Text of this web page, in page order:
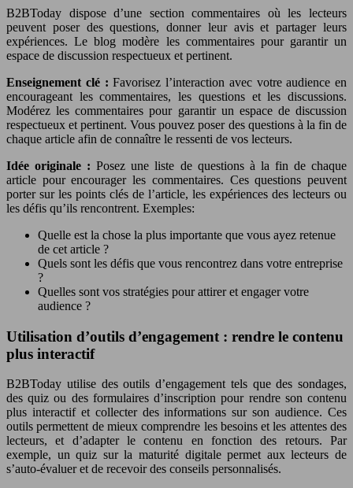
B2BToday dispose d’une section commentaires où les lecteurs
peuvent poser des questions, donner leur avis et partager leurs
expériences. Le blog modère les commentaires pour garantir un
espace de discussion respectueux et pertinent.
Enseignement clé :Favorisez l’interaction avec votre audience en
encourageant les commentaires, les questions et les discussions.
Modérez les commentaires pour garantir un espace de discussion
respectueux et pertinent. Vous pouvez poser des questions à la fin de
chaque article afin de connaître le ressenti de vos lecteurs.
Idée originale :Posez une liste de questions à la fin de chaque
article pour encourager les commentaires. Ces questions peuvent
porter sur les points clés de l’article, les expériences des lecteurs ou
les défis qu’ils rencontrent. Exemples:
Quelle est la chose la plus importante que vous ayez retenue
de cet article ?
Quels sont les défis que vous rencontrez dans votre entreprise
?
Quelles sont vos stratégies pour attirer et engager votre
audience ?
Utilisation d’outils d’engagement : rendre le contenu
plus interactif
B2BToday utilise des outils d’engagement tels que des sondages,
des quiz ou des formulaires d’inscription pour rendre son contenu
plus interactif et collecter des informations sur son audience. Ces
outils permettent de mieux comprendre les besoins et les attentes des
lecteurs, et d’adapter le contenu en fonction des retours. Par
exemple, un quiz sur la maturité digitale permet aux lecteurs de
s’auto-évaluer et de recevoir des conseils personnalisés.